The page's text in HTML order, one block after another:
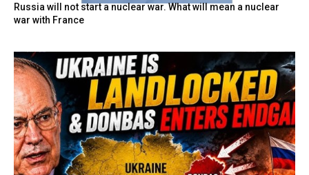
Russia will not start a nuclear war. What will mean a nuclear
war with France